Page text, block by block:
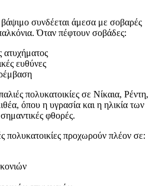
συνδέεται άμεσα με σοβαρές
Όταν πέφτουν σοβάδες:
ατυχήματος
ευθύνες
πολυκατοικίες σε Νίκαια, Ρέντη,
όπου η υγρασία και η ηλικία των
φθορές.
πολυκατοικίες προχωρούν πλέον σε: